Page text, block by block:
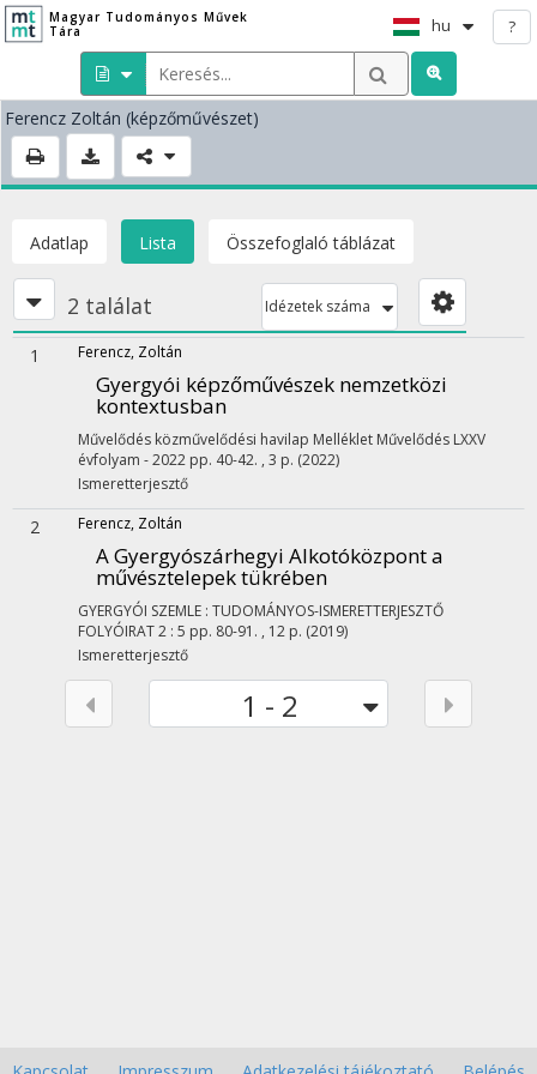
Magyar Tudományos Művek
Tára
hu ?
Ferencz Zoltán (képzőművészet)
Adatlap Lista Összefoglaló táblázat
2 találat Idézetek száma
1 Ferencz, Zoltán
Gyergyói képzőművészek nemzetközi
kontextusban
Művelődés közművelődési havilap Melléklet Művelődés LXXV
évfolyam - 2022 pp. 40-42. , 3 p. (2022)
Ismeretterjesztő
2 Ferencz, Zoltán
A Gyergyószárhegyi Alkotóközpont a
művésztelepek tükrében
GYERGYÓI SZEMLE : TUDOMÁNYOS-ISMERETTERJESZTŐ
FOLYÓIRAT2 : 5 pp. 80-91. , 12 p. (2019)
Ismeretterjesztő
1 - 2